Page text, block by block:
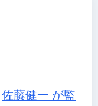
佐藤健一 が監